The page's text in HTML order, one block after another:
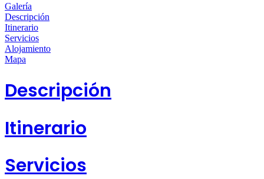
Galería
Descripción
Itinerario
Servicios
Alojamiento
Mapa
Descripción
Itinerario
Servicios